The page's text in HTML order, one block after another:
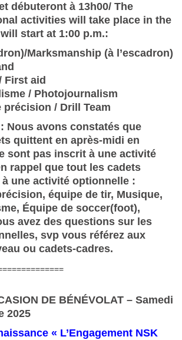
débuteront à 13h00/ The
activities will take place in the
start at 1:00 p.m.:
Marksmanship (à l’escadron)
First aid
/ Photojournalism
précision / Drill Team
: Nous avons constatés que
quittent en après-midi en
sont pas inscrit à une activité
rappel que tout les cadets
une activité optionnelle :
équipe de tir, Musique,
Équipe de soccer(foot),
avez des questions sur les
svp vous référez aux
ou cadets-cadres.
DE BÉNÉVOLAT – Samedi
2025
« L’Engagement NSK